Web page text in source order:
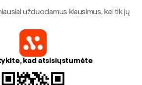
užduodamus klausimus, kai tik jų
kad atsisiųstumėte